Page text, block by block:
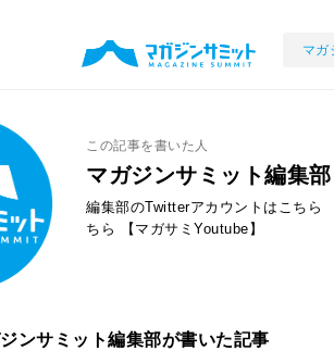
マガ
この記事を書いた人
マガジンサミット編集部
編集部のTwitterアカウントはこちら
ちら
【マガサミYoutube】
ンサミット編集部が書いた記事